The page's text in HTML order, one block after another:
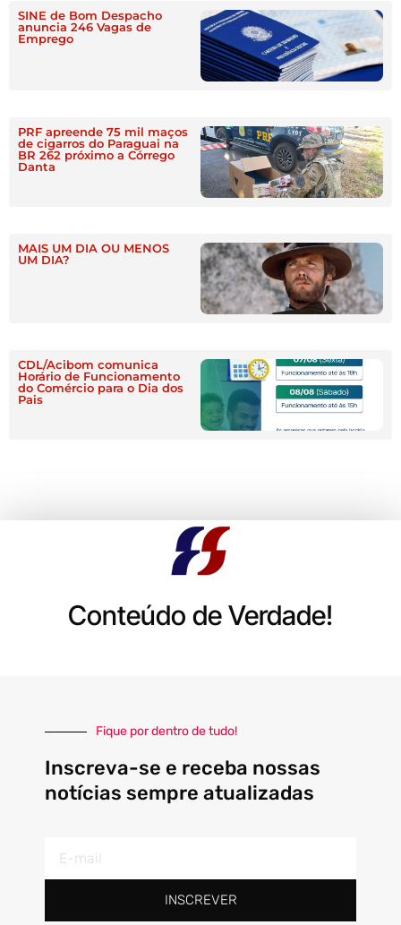
SINE de Bom Despacho
anuncia 246 Vagas de
Emprego
PRF apreende 75 mil maços
de cigarros do Paraguai na
BR 262 próximo a Córrego
Danta
MAIS UM DIA OU MENOS
UM DIA?
CDL/Acibom comunica
Horário de Funcionamento
do Comércio para o Dia dos
Pais
Conteúdo de Verdade!
Fique por dentro de tudo!
Inscreva-se e receba nossas
notícias sempre atualizadas
mail
INSCREVER